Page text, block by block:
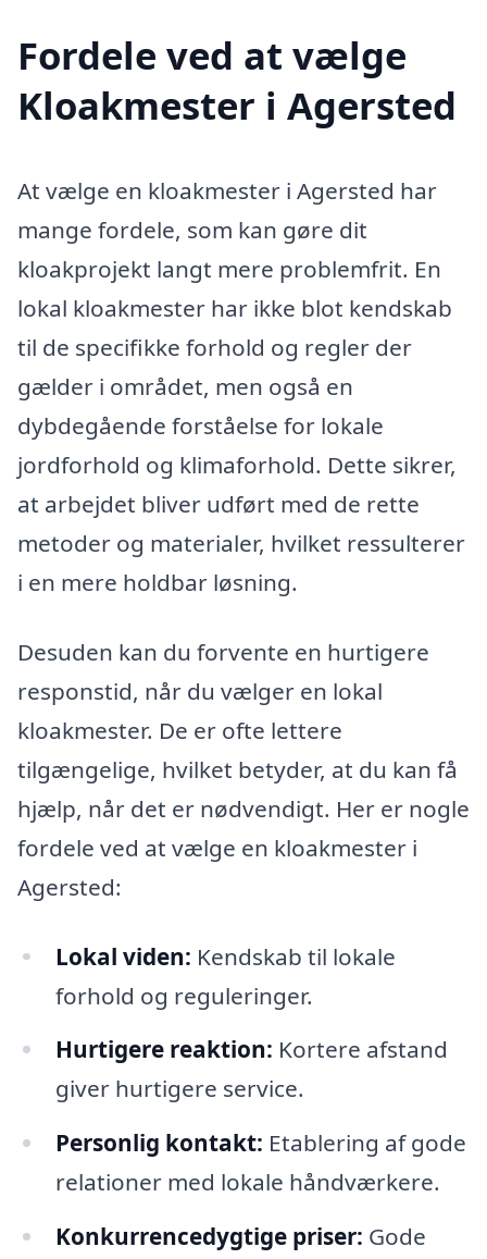
Fordele ved at vælge
Kloakmester i Agersted
At vælge en kloakmester i Agersted har
mange fordele, som kan gøre dit
kloakprojekt langt mere problemfrit. En
lokal kloakmester har ikke blot kendskab
til de specifikke forhold og regler der
gælder i området, men også en
dybdegående forståelse for lokale
jordforhold og klimaforhold. Dette sikrer,
at arbejdet bliver udført med de rette
metoder og materialer, hvilket ressulterer
i en mere holdbar løsning.
Desuden kan du forvente en hurtigere
responstid, når du vælger en lokal
kloakmester. De er ofte lettere
tilgængelige, hvilket betyder, at du kan få
hjælp, når det er nødvendigt. Her er nogle
fordele ved at vælge en kloakmester i
Agersted:
Lokal viden: Kendskab til lokale
forhold og reguleringer.
Hurtigere reaktion: Kortere afstand
giver hurtigere service.
Personlig kontakt: Etablering af gode
relationer med lokale håndværkere.
Konkurrencedygtige priser: Gode